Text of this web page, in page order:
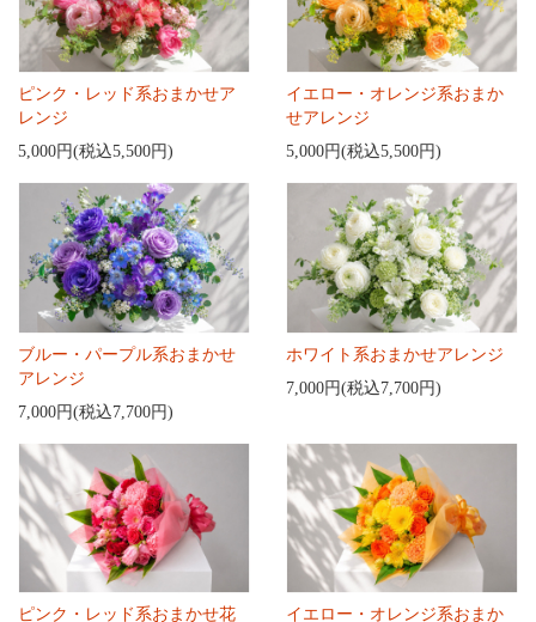
ピンク・レッド系おまかせア
レンジ
5,000円(税込5,500円)
イエロー・オレンジ系おまか
せアレンジ
5,000円(税込5,500円)
ブルー・パープル系おまかせ
アレンジ
7,000円(税込7,700円)
ホワイト系おまかせアレンジ
7,000円(税込7,700円)
ピンク・レッド系おまかせ花 イエロー・オレンジ系おまか